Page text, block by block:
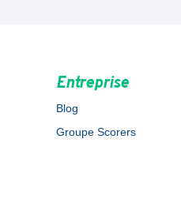
Entreprise
Blog
Groupe Scorers